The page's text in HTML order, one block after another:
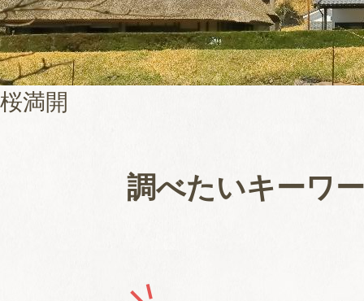
桜満開
氷ノ山からの眺め
調べたいキーワ